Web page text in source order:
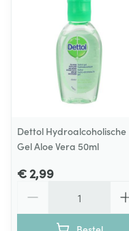
Dettol Hydroalcoholische
Gel Aloe Vera 50ml
€ 2,99